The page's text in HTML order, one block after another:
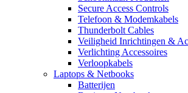
Secure Access Controls
Telefoon & Modemkabels
Thunderbolt Cables
Veiligheid Inrichtingen &
Verlichting Accessoires
Verloopkabels
Laptops & Netbooks
Batterijen